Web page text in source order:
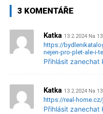
3 KOMENTÁŘE
Katka 13.2.2024 Na
https://
nejen-pro-plet-ale-i-
Přihlásit zanechat
Katka 13.2.2024 Na
https://real-
Přihlásit zanechat